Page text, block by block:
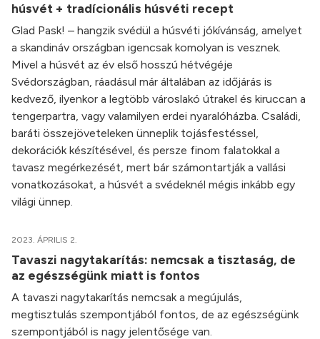
húsvét + tradícionális húsvéti recept
Glad Pask! – hangzik svédül a húsvéti jókívánság, amelyet
a skandináv országban igencsak komolyan is vesznek.
Mivel a húsvét az év első hosszú hétvégéje
Svédországban, ráadásul már általában az időjárás is
kedvező, ilyenkor a legtöbb városlakó útrakel és kiruccan a
tengerpartra, vagy valamilyen erdei nyaralóházba. Családi,
baráti összejöveteleken ünneplik tojásfestéssel,
dekorációk készítésével, és persze finom falatokkal a
tavasz megérkezését, mert bár számontartják a vallási
vonatkozásokat, a húsvét a svédeknél mégis inkább egy
világi ünnep.
2023. ÁPRILIS 2.
Tavaszi nagytakarítás: nemcsak a tisztaság, de
az egészségünk miatt is fontos
A tavaszi nagytakarítás nemcsak a megújulás,
megtisztulás szempontjából fontos, de az egészségünk
szempontjából is nagy jelentősége van.